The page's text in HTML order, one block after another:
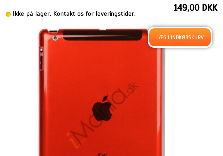
Ikke på lager. Kontakt os for leveringstider.
149,00 DKK